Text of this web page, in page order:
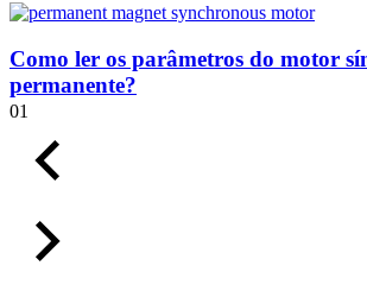
Como ler os parâmetros do motor
permanente?
01